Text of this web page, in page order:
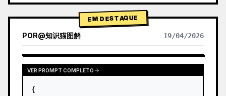
EM DESTAQUE
POR@知识猫图解 19/04/2026
VER PROMPT COMPLETO
{